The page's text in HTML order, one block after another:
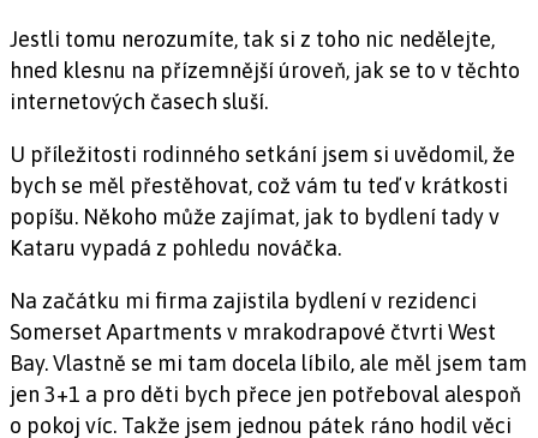
Jestli tomu nerozumíte, tak si z toho nic nedělejte,
hned klesnu na přízemnější úroveň, jak se to v těchto
internetových časech sluší.
U příležitosti rodinného setkání jsem si uvědomil, že
bych se měl přestěhovat, což vám tu teď v krátkosti
popíšu. Někoho může zajímat, jak to bydlení tady v
Kataru vypadá z pohledu nováčka.
Na začátku mi firma zajistila bydlení v rezidenci
Somerset Apartments v mrakodrapové čtvrti West
Bay. Vlastně se mi tam docela líbilo, ale měl jsem tam
jen 3+1 a pro děti bych přece jen potřeboval alespoň
o pokoj víc. Takže jsem jednou pátek ráno hodil věci